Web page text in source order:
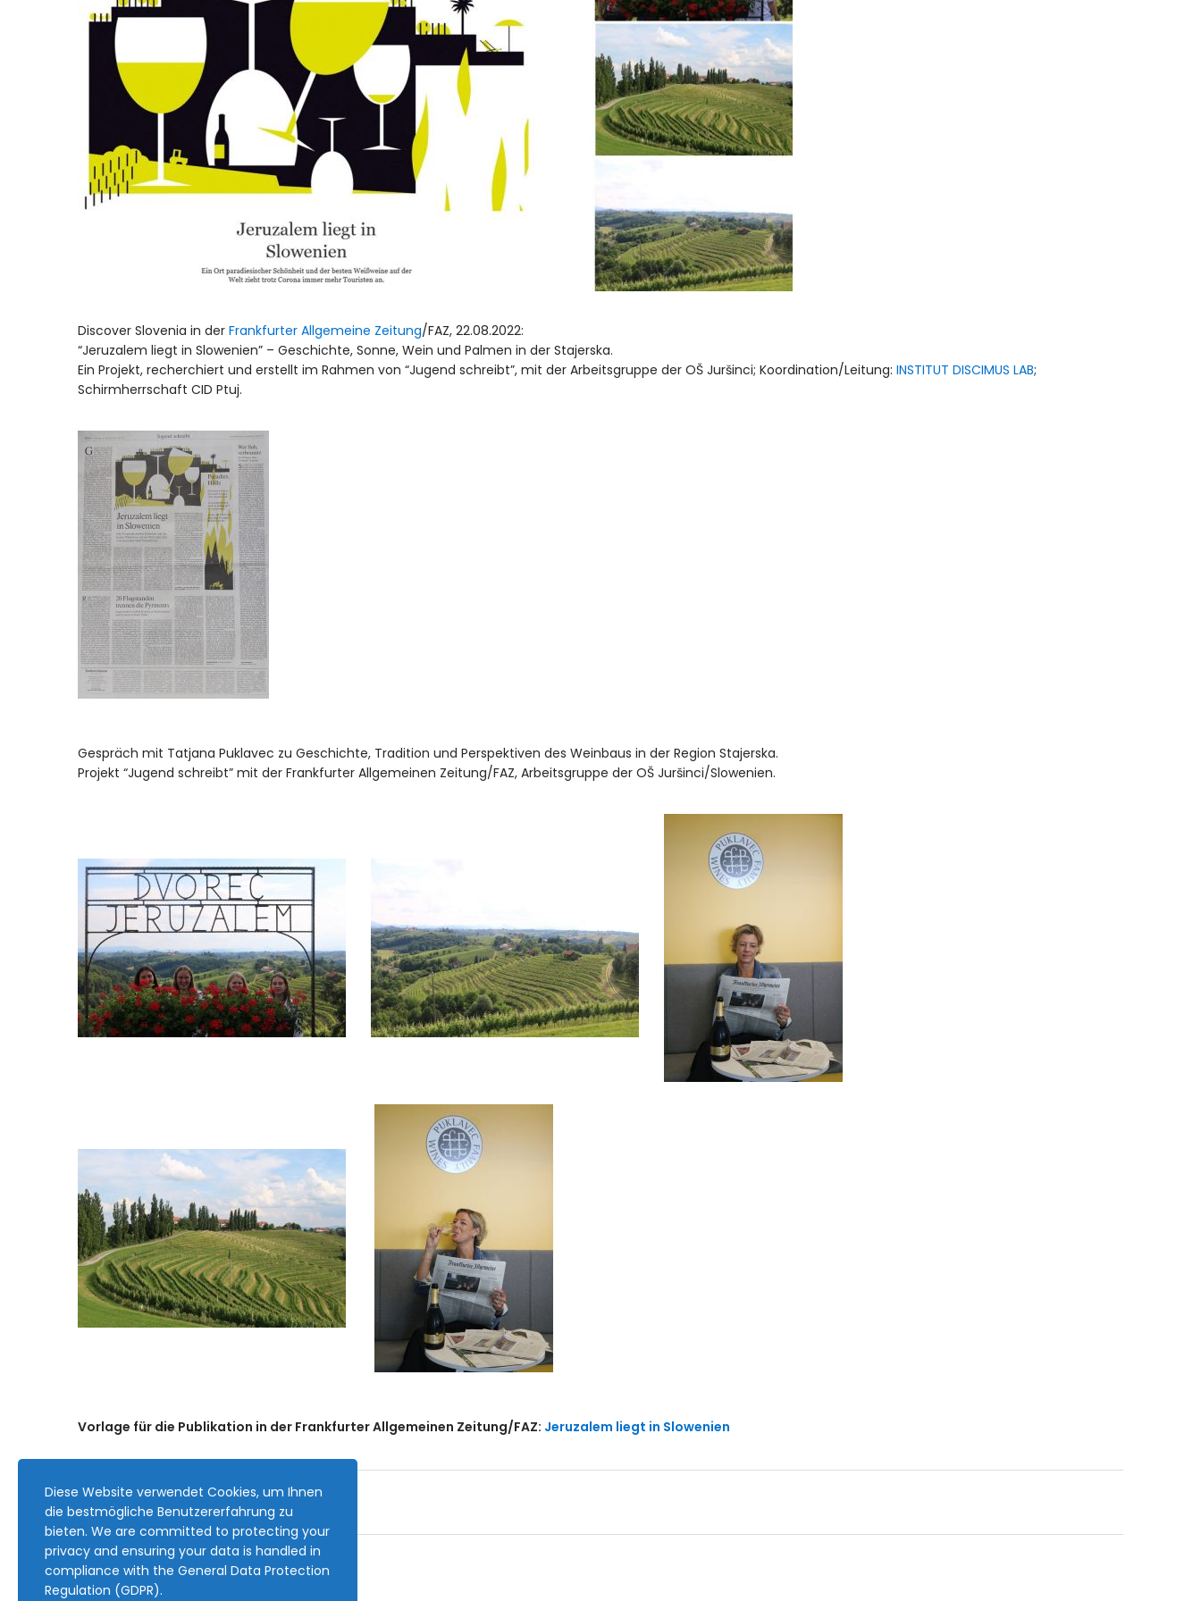
Discover Slovenia in der Frankfurter Allgemeine Zeitung/FAZ, 22.08.2022:
“Jeruzalem liegt in Slowenien” – Geschichte, Sonne, Wein und Palmen in der Stajerska.
Ein Projekt, recherchiert und erstellt im Rahmen von “Jugend schreibt”, mit der Arbeitsgruppe der OŠ Juršinci; Koordination/Leitung: INSTITUT DISCIMUS LAB;
Schirmherrschaft CID Ptuj.
Gespräch mit Tatjana Puklavec zu Geschichte, Tradition und Perspektiven des Weinbaus in der Region Stajerska.
Projekt “Jugend schreibt” mit der Frankfurter Allgemeinen Zeitung/FAZ, Arbeitsgruppe der OŠ Juršinci/Slowenien.
Vorlage für die Publikation in der Frankfurter Allgemeinen Zeitung/FAZ: Jeruzalem liegt in Slowenien
Diese Website verwendet Cookies, um Ihnen
die bestmögliche Benutzererfahrung zu
bieten. We are committed to protecting your
privacy and ensuring your data is handled in
compliance with the General Data Protection
Regulation (GDPR).